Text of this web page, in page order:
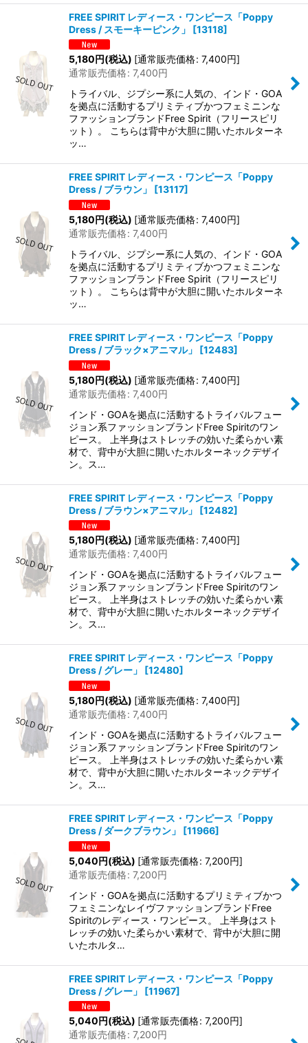
FREE SPIRIT レディース・ワンピース「Poppy
Dress / スモーキーピンク」
[13118]
5,180円(税込) [通常販売価格: 7,400円]
通常販売価格: 7,400円
トライバル、ジプシー系に人気の、インド・GOA
を拠点に活動するプリミティブかつフェミニンな
ファッションブランドFree Spirit（フリースピリ
ット）。 こちらは背中が大胆に開いたホルターネ
ッ…
FREE SPIRIT レディース・ワンピース「Poppy
Dress / ブラウン」
[13117]
5,180円(税込) [通常販売価格: 7,400円]
通常販売価格: 7,400円
トライバル、ジプシー系に人気の、インド・GOA
を拠点に活動するプリミティブかつフェミニンな
ファッションブランドFree Spirit（フリースピリ
ット）。 こちらは背中が大胆に開いたホルターネ
ッ…
FREE SPIRIT レディース・ワンピース「Poppy
Dress / ブラック×アニマル」
[12483]
5,180円(税込) [通常販売価格: 7,400円]
通常販売価格: 7,400円
インド・GOAを拠点に活動するトライバルフュー
ジョン系ファッションブランドFree Spiritのワン
ピース。 上半身はストレッチの効いた柔らかい素
材で、背中が大胆に開いたホルターネックデザイ
ン。ス…
FREE SPIRIT レディース・ワンピース「Poppy
Dress / ブラウン×アニマル」
[12482]
5,180円(税込) [通常販売価格: 7,400円]
通常販売価格: 7,400円
インド・GOAを拠点に活動するトライバルフュー
ジョン系ファッションブランドFree Spiritのワン
ピース。 上半身はストレッチの効いた柔らかい素
材で、背中が大胆に開いたホルターネックデザイ
ン。ス…
FREE SPIRIT レディース・ワンピース「Poppy
Dress / グレー」
[12480]
5,180円(税込) [通常販売価格: 7,400円]
通常販売価格: 7,400円
インド・GOAを拠点に活動するトライバルフュー
ジョン系ファッションブランドFree Spiritのワン
ピース。 上半身はストレッチの効いた柔らかい素
材で、背中が大胆に開いたホルターネックデザイ
ン。ス…
FREE SPIRIT レディース・ワンピース「Poppy
Dress / ダークブラウン」
[11966]
5,040円(税込) [通常販売価格: 7,200円]
通常販売価格: 7,200円
インド・GOAを拠点に活動するプリミティブかつ
フェミニンなレイヴファッションブランドFree
Spiritのレディース・ワンピース。 上半身はスト
レッチの効いた柔らかい素材で、背中が大胆に開
いたホルタ…
FREE SPIRIT レディース・ワンピース「Poppy
Dress / グレー」
[11967]
5,040円(税込) [通常販売価格: 7,200円]
通常販売価格: 7,200円